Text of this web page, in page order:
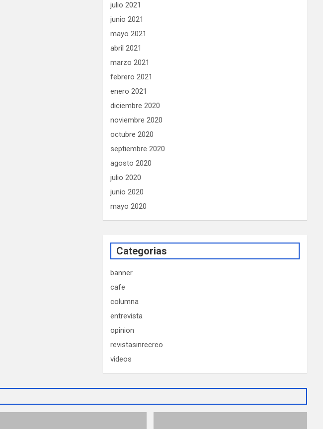
julio 2021
junio 2021
mayo 2021
abril 2021
marzo 2021
febrero 2021
enero 2021
diciembre 2020
noviembre 2020
octubre 2020
septiembre 2020
agosto 2020
julio 2020
junio 2020
mayo 2020
Categorias
banner
cafe
columna
entrevista
opinion
revistasinrecreo
videos